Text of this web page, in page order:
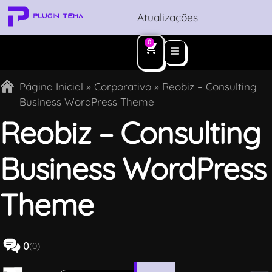
Atualizações
0
Página Inicial » Corporativo » Reobiz – Consulting
Business WordPress Theme
Reobiz – Consulting
Business WordPress
Theme
0(0)